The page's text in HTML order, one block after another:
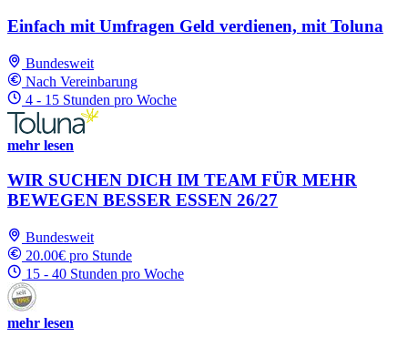
Einfach mit Umfragen Geld verdienen, mit Toluna
Bundesweit
Nach Vereinbarung
4 - 15 Stunden pro Woche
mehr lesen
WIR SUCHEN DICH IM TEAM FÜR MEHR
BEWEGEN BESSER ESSEN 26/27
Bundesweit
20.00€ pro Stunde
15 - 40 Stunden pro Woche
mehr lesen